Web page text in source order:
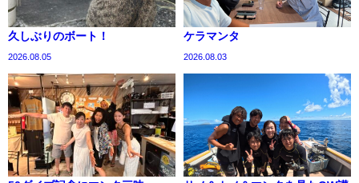
久しぶりのボート！
2026.08.05
ケラマンタ
2026.08.03